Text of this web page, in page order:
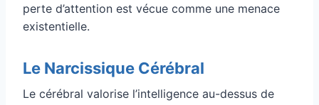
perte d’attention est vécue comme une menace
existentielle.
Le Narcissique Cérébral
Le cérébral valorise l’intelligence au-dessus de